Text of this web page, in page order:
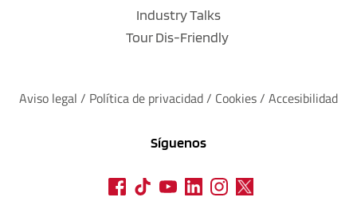
Industry Talks
Tour Dis-Friendly
Aviso legal / Política de privacidad / Cookies / Accesibilidad
Síguenos